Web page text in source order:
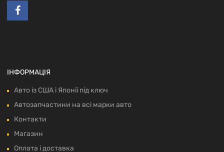
ІНФОРМАЦІЯ
Авто із США і Японії під ключ
Автозапчастини на всі марки авто
Контакти
Магазин
Оплата і доставка